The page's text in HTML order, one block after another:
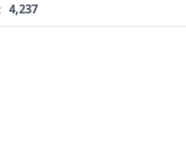
4,237